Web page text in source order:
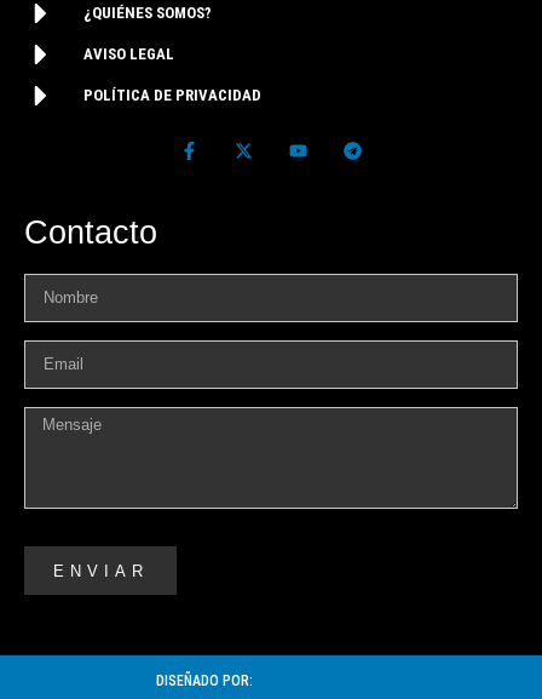
¿QUIÉNES SOMOS?
AVISO LEGAL
POLÍTICA DE PRIVACIDAD
Contacto
ENVIAR
DISEÑADO POR: